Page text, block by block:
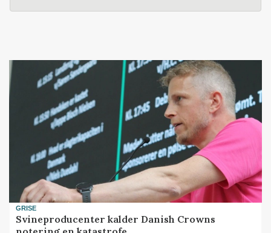
GRISE
Svineproducenter kalder Danish Crowns